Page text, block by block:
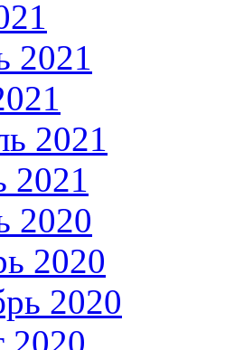
2021
2021
2021
2020
2020
2020